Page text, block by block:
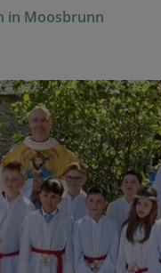
in Moosbrunn